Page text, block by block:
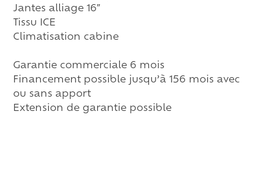
Jantes alliage 16″
Tissu ICE
Climatisation cabine
Garantie commerciale 6 mois
Financement possible jusqu’à 156 mois avec
ou sans apport
Extension de garantie possible